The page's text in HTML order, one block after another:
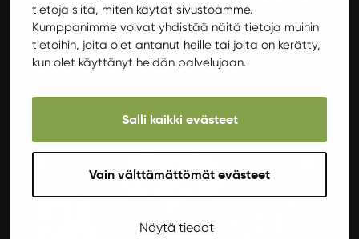
tietoja siitä, miten käytät sivustoamme.
Kumppanimme voivat yhdistää näitä tietoja muihin
tietoihin, joita olet antanut heille tai joita on kerätty,
kun olet käyttänyt heidän palvelujaan.
Salli kaikki evästeet
Vain välttämättömät evästeet
Näytä tiedot
More info